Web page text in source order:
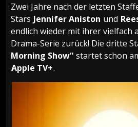
Zwei Jahre nach der letzten
Stars Jennifer Aniston und
endlich wieder mit ihrer vielfach
Drama-Serie zurück! Die dritte
Morning Show“ startet schon
Apple TV+.